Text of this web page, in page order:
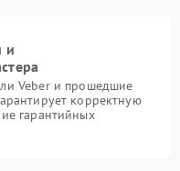
и
Veber и прошедшие
корректную
гарантийных